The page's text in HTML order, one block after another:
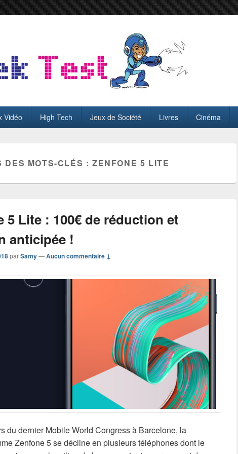
Vidéo High Tech Jeux de Société Livres Cinéma
DES MOTS-CLÉS :ZENFONE 5 LITE
5 Lite : 100€ de réduction et
anticipée !
parSamy—Aucun commentaire ↓
du dernier Mobile World Congress à Barcelone, la
Zenfone 5 se décline en plusieurs téléphones dont le